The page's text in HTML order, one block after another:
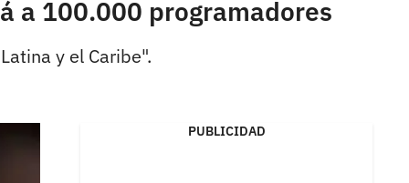
a 100.000 programadores
y el Caribe".
PUBLICIDAD